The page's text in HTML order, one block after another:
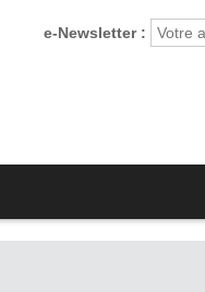
e-Newsletter :